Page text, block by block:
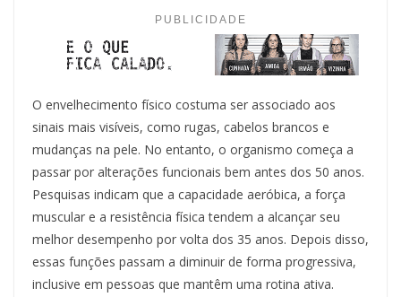
PUBLICIDADE
O envelhecimento físico costuma ser associado aos
sinais mais visíveis, como rugas, cabelos brancos e
mudanças na pele. No entanto, o organismo começa a
passar por alterações funcionais bem antes dos 50 anos.
Pesquisas indicam que a capacidade aeróbica, a força
muscular e a resistência física tendem a alcançar seu
melhor desempenho por volta dos 35 anos. Depois disso,
essas funções passam a diminuir de forma progressiva,
inclusive em pessoas que mantêm uma rotina ativa.